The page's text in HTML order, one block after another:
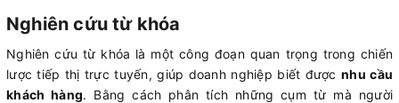
Nghiên cứu từ khóa
Nghiên cứu từ khóa là một công đoạn quan trọng trong chiến
lược tiếp thị trực tuyến, giúp doanh nghiệp biết đượcnhu cầu
khách hàng. Bằng cách phân tích những cụm từ mà người